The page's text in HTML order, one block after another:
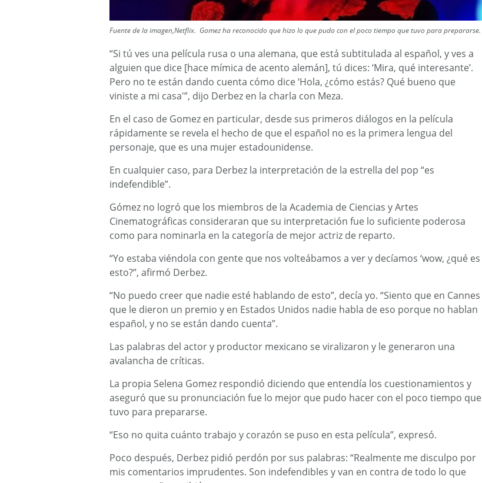
Fuente de la imagen,Netflix. Gomez ha reconocido que hizo lo que pudo con el poco tiempo que tuvo para prepararse.
“Si tú ves una película rusa o una alemana, que está subtitulada al español, y ves a
alguien que dice [hace mímica de acento alemán], tú dices: ‘Mira, qué interesante’.
Pero no te están dando cuenta cómo dice ‘Hola, ¿cómo estás? Qué bueno que
viniste a mi casa'”, dijo Derbez en la charla con Meza.
En el caso de Gomez en particular, desde sus primeros diálogos en la película
rápidamente se revela el hecho de que el español no es la primera lengua del
personaje, que es una mujer estadounidense.
En cualquier caso, para Derbez la interpretación de la estrella del pop “es
indefendible”.
Gómez no logró que los miembros de la Academia de Ciencias y Artes
Cinematográficas consideraran que su interpretación fue lo suficiente poderosa
como para nominarla en la categoría de mejor actriz de reparto.
“Yo estaba viéndola con gente que nos volteábamos a ver y decíamos ‘wow, ¿qué es
esto?”, afirmó Derbez.
“No puedo creer que nadie esté hablando de esto”, decía yo. “Siento que en Cannes
que le dieron un premio y en Estados Unidos nadie habla de eso porque no hablan
español, y no se están dando cuenta”.
Las palabras del actor y productor mexicano se viralizaron y le generaron una
avalancha de críticas.
La propia Selena Gomez respondió diciendo que entendía los cuestionamientos y
aseguró que su pronunciación fue lo mejor que pudo hacer con el poco tiempo que
tuvo para prepararse.
“Eso no quita cuánto trabajo y corazón se puso en esta película”, expresó.
Poco después, Derbez pidió perdón por sus palabras: “Realmente me disculpo por
mis comentarios imprudentes. Son indefendibles y van en contra de todo lo que